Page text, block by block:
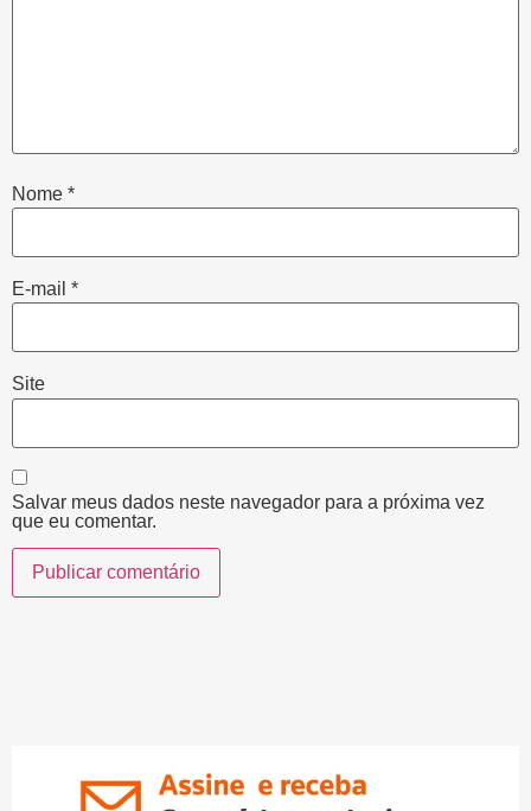
Nome *
E-mail *
Site
Salvar meus dados neste navegador para a próxima vez
que eu comentar.